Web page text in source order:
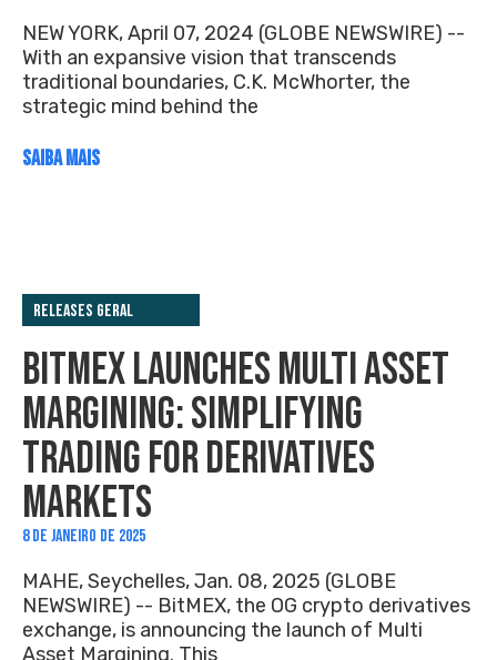
NEW YORK, April 07, 2024 (GLOBE NEWSWIRE) --
With an expansive vision that transcends
traditional boundaries, C.K. McWhorter, the
strategic mind behind the
SAIBA MAIS
Releases Geral
BITMEX LAUNCHES MULTI ASSET
MARGINING: SIMPLIFYING
TRADING FOR DERIVATIVES
MARKETS
8 DE JANEIRO DE 2025
MAHE, Seychelles, Jan. 08, 2025 (GLOBE
NEWSWIRE) -- BitMEX, the OG crypto derivatives
exchange, is announcing the launch of Multi
Asset Margining. This